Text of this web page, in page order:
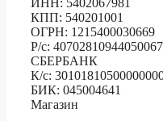
ИНН: 5402067981
КПП: 540201001
ОГРН: 1215400030669
Р/с:
СБЕРБАНК
К/с:
БИК: 045004641
Магазин